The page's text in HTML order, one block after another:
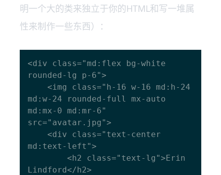
明一个大的类来独立于你的HTML和写一堆属
性来制作一些东西）：
<div class="md:flex bg-white
rounded-lg p-6">
md:w-24 rounded-full mx-auto
md:mx-0 md:mr-6"
src="avatar.jpg">
md:text-left">
Lindford</h2>